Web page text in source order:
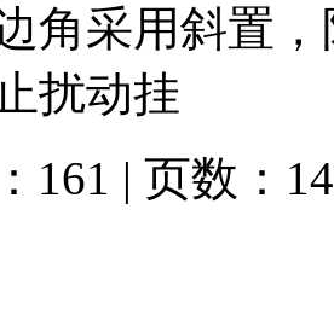
角采用斜置
扰动挂
161 | 页数：14